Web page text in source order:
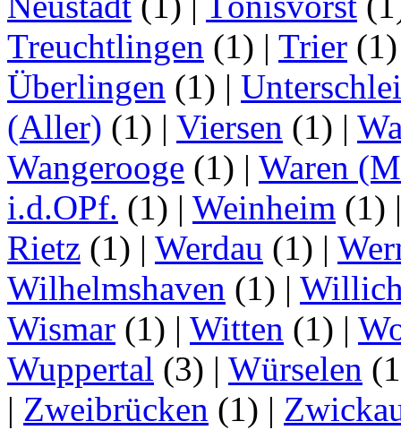
Treuchtlingen (1) | Trier
Überlingen (1) |
(Aller) (1) | Viersen (1) |
Wangerooge (1) | Waren
i.d.OPf. (1) | Weinheim (1)
Rietz (1) | Werdau (1) |
Wilhelmshaven (1) |
Wismar (1) | Witten (1) |
Wuppertal (3) | Würselen
| Zweibrücken (1) |